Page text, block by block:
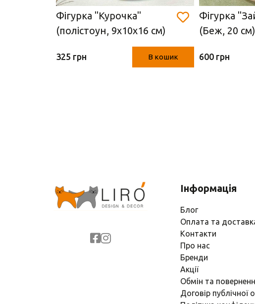
Фігурка "Курочка"
(полістоун, 9х10х16 см)
325 грн В кошик
Фігурка
(Беж, 20 см)
600 грн
Інформація
Блог
Оплата та
Контакти
Про нас
Бренди
Акції
Обмін та
Договір публічної